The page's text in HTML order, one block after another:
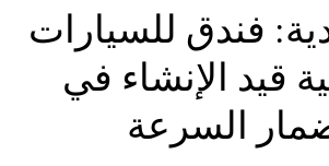
فندق للسيارات
قيد الإنشاء في
السرعة